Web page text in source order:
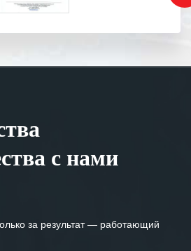
с нами
за результат — работающий